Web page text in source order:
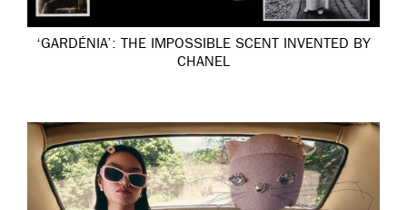
‘GARDÉNIA’: THE IMPOSSIBLE SCENT INVENTED BY
CHANEL